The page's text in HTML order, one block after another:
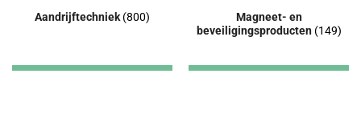
Aandrijftechniek (800)
Magneet- en
beveiligingsproducten (149)